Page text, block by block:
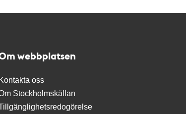
webbplatsen
Kontakta oss
Stockholmskällan